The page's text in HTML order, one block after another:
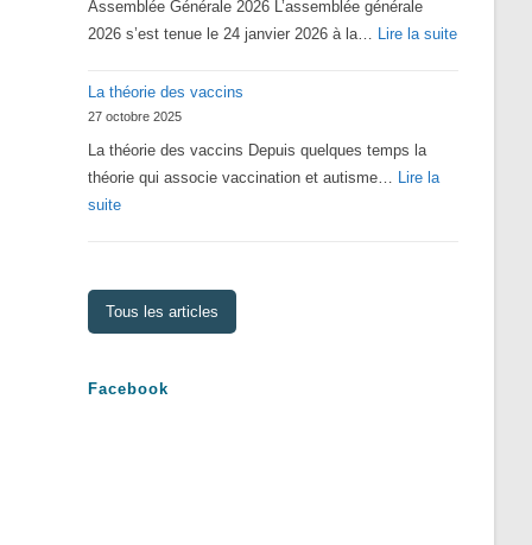
Lorraine
Assemblée Générale 2026 L’assemblée générale
2026 s’est tenue le 24 janvier 2026 à la… Lire la suite:
La théorie des vaccins
27 octobre 2025
La théorie des vaccins Depuis quelques temps la
théorie qui associe vaccination et autisme… Lire la
suite:
des
vaccins
Tous les articles
Facebook